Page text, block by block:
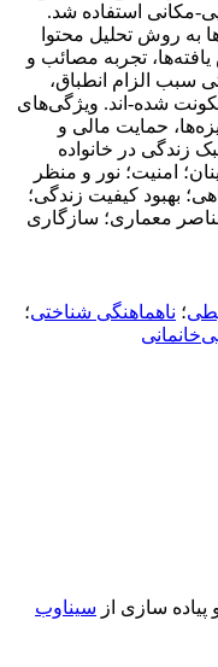
مکانی استفاده شد.
به روش تحلیل محتوا
تجربه مصائب و
سبب الزام انطباق،
شده-اند. ویژگی‌های
حمایت مالی و
زندگی در خانواده
امنیت؛ نور و منظر
بهبود کیفیت زندگی؛
معماری؛ سازگاری
؛ ناهماهنگی شناختی؛
سازی از سیناوب